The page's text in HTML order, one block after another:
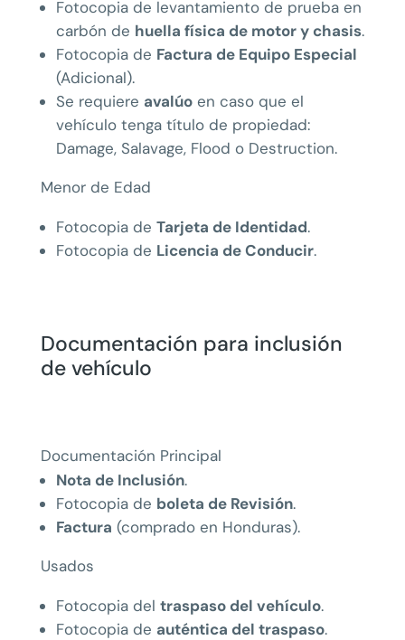
Fotocopia de levantamiento de prueba en
carbón de huella física de motor y chasis.
Fotocopia de Factura de Equipo Especial
(Adicional).
Se requiere avalúoen caso que el
vehículo tenga título de propiedad:
Damage, Salavage, Flood o Destruction.
Menor de Edad
Fotocopia de Tarjeta de Identidad.
Fotocopia de Licencia de Conducir.
Documentación para inclusión
de vehículo
Documentación Principal
Nota de Inclusión.
Fotocopia de boleta de Revisión.
Factura (comprado en Honduras).
Usados
Fotocopia del traspaso del vehículo.
Fotocopia de auténtica del traspaso.